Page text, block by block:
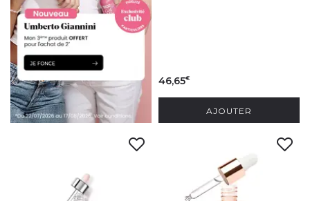
46,65€
AJOUTER